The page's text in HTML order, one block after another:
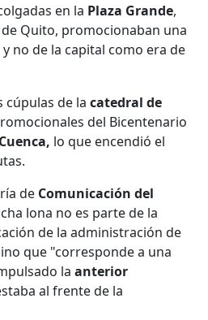
en la Plaza Grande,
Quito, promocionaban una
y no de la capital como era de
cúpulas de la catedral de
del Bicentenario
lo que encendió el
de Comunicación del
lona no es parte de la
de la administración de
que "corresponde a una
laanterior
al frente de la